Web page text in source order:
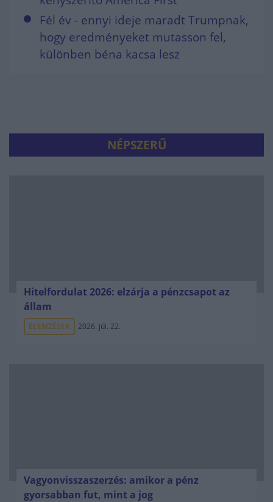
Fél év - ennyi ideje maradt Trumpnak,
hogy eredményeket mutasson fel,
különben béna kacsa lesz
NÉPSZERŰ
Hitelfordulat 2026: elzárja a pénzcsapot az
állam
ELEMZÉSEK 2026. júl. 22.
Vagyonvisszaszerzés: amikor a pénz
gyorsabban fut, mint a jog